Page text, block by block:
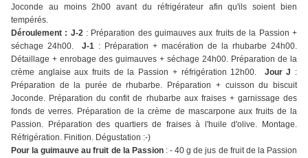
Joconde au moins 2h00 avant du réfrigérateur afin qu'ils soient bien
tempérés.
Déroulement : J-2: Préparation des guimauves aux fruits de la Passion +
séchage 24h00. J-1 : Préparation + macération de la rhubarbe 24h00.
Détaillage + enrobage des guimauves + séchage 24h00. Préparation de la
crème anglaise aux fruits de la Passion + réfrigération 12h00. Jour J :
Préparation de la purée de rhubarbe. Préparation + cuisson du biscuit
Joconde. Préparation du confit de rhubarbe aux fraises + garnissage des
fonds de verres. Préparation de la crème de mascarpone aux fruits de la
Passion. Préparation des quartiers de fraises à l'huile d'olive. Montage.
Réfrigération. Finition. Dégustation :-)
Pour la guimauve au fruit de la Passion: - 40 g de jus de fruit de la Passion